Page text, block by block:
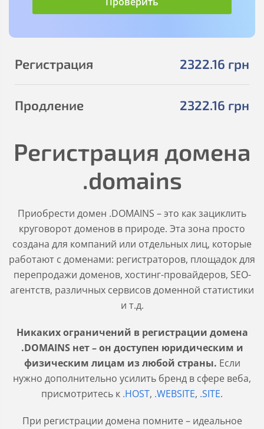
2322.16 грн
Регистрация
2322.16 грн
Продление
Регистрация домена
.domains
Приобрести домен .DOMAINS – это как зациклить
круговорот доменов в природе. Эта зона просто
создана для компаний или отдельных лиц, которые
работают с доменами: регистраторов, площадок для
перепродажи доменов, хостинг-провайдеров, SEO-
агентств, различных сервисов доменной статистики
и т.д.
Никаких ограничений в регистрации домена
.DOMAINS нет – он доступен юридическим и
физическим лицам из любой страны. Если
нужно дополнительно усилить бренд в сфере веба,
присмотритесь к .HOST, .WEBSITE, .SITE.
При регистрации домена помните – идеальное